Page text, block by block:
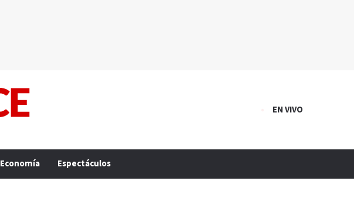
EN VIVO
Economía Espectáculos